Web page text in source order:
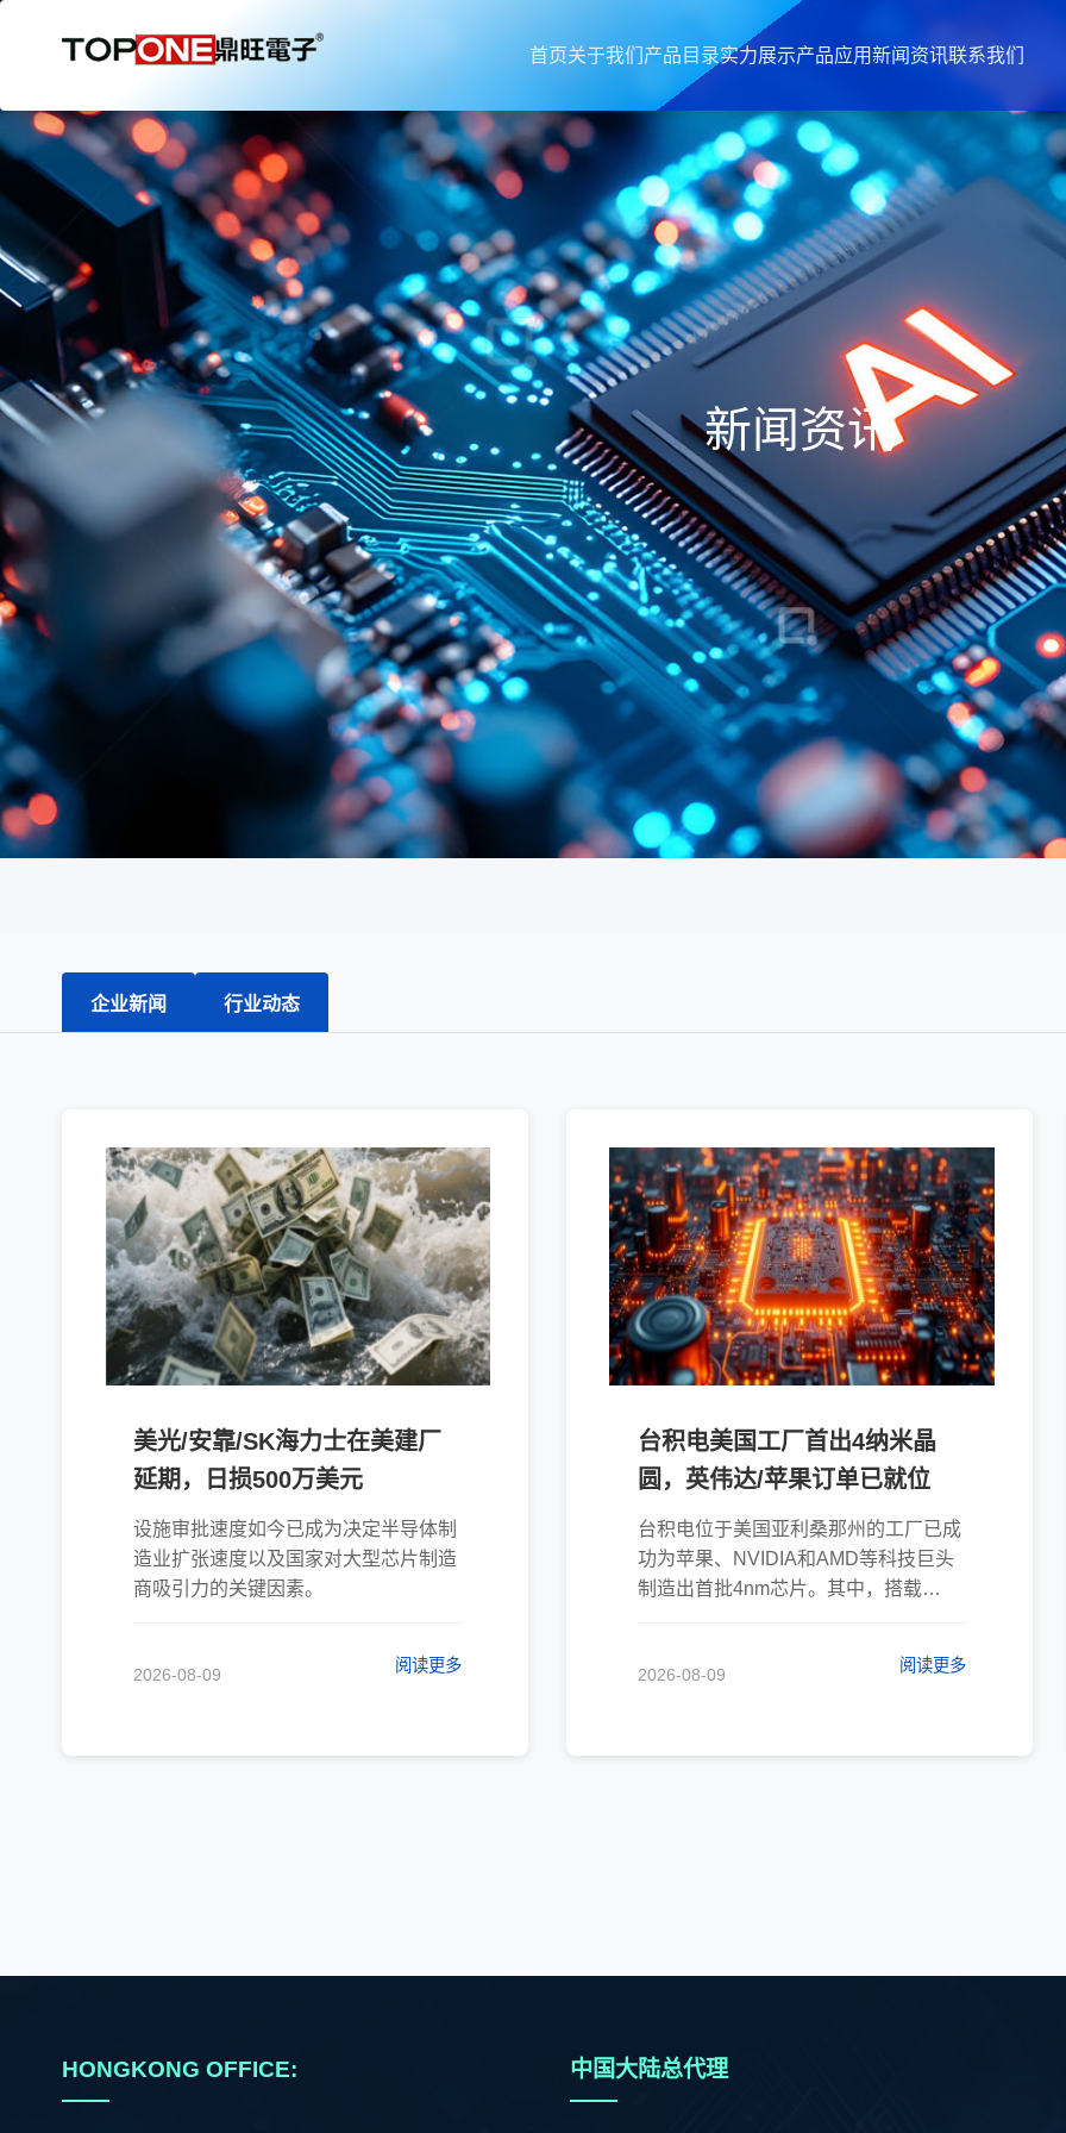
首页关于我们 产品目录实力展示产品应用新闻资讯联系我们
新闻资讯
企业新闻 行业动态
美光/安靠/SK海力士在美建厂
延期，日损500万美元
设施审批速度如今已成为决定半导体制
造业扩张速度以及国家对大型芯片制造
商吸引力的关键因素。
2026-08-09 阅读更多
台积电美国工厂首出4纳米晶
圆，英伟达/苹果订单已就位
台积电位于美国亚利桑那州的工厂已成
功为苹果、NVIDIA和AMD等科技巨头
制造出首批4nm芯片。其中，搭载
2026-08-09 阅读更多
HONGKONG OFFICE: 中国大陆总代理